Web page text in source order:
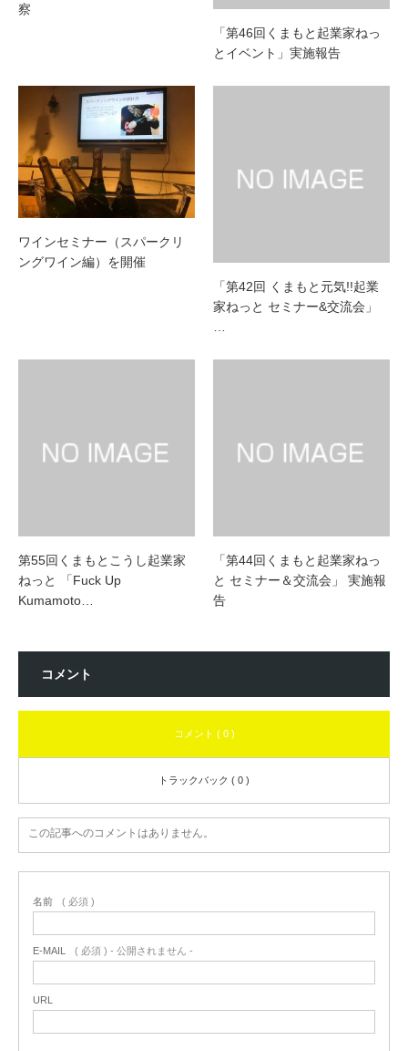
察
「第46回くまもと起業家ねっ
とイベント」実施報告
ワインセミナー（スパークリ
ングワイン編）を開催
「第42回 くまもと元気!!起業
家ねっと セミナー&交流会」
第55回くまもとこうし起業家
ねっと 「Fuck Up
Kumamoto…
「第44回くまもと起業家ねっ
と セミナー＆交流会」 実施報
告
コメント
コメント ( 0 )
トラックバック ( 0 )
この記事へのコメントはありません。
名前 ( 必須 )
E-MAIL ( 必須 ) - 公開されません -
URL